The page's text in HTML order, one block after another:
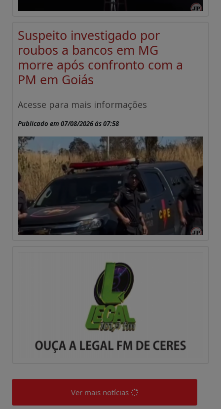
Suspeito investigado por
roubos a bancos em MG
morre após confronto com a
PM em Goiás
Acesse para mais informações
Publicado em 07/08/2026 às 07:58
Ver mais notícias